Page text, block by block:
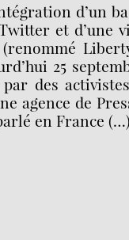
d’un
et d’une
25
par des
agence de
en France